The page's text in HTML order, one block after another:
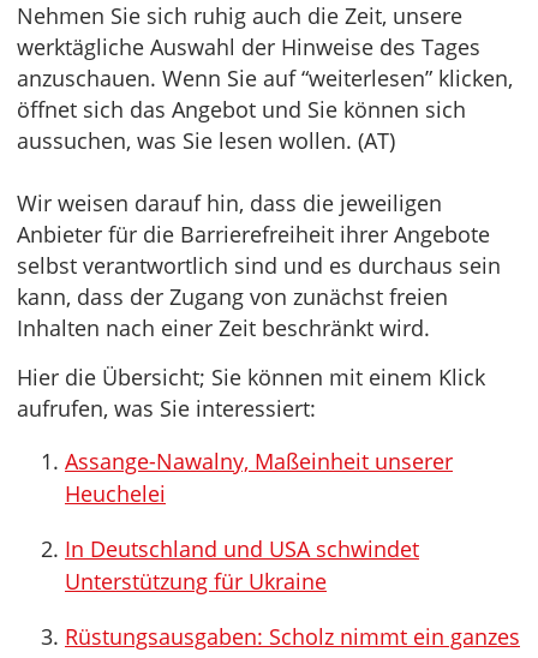
Nehmen Sie sich ruhig auch die Zeit, unsere
werktägliche Auswahl der Hinweise des Tages
anzuschauen. Wenn Sie auf “weiterlesen” klicken,
öffnet sich das Angebot und Sie können sich
aussuchen, was Sie lesen wollen. (AT)
Wir weisen darauf hin, dass die jeweiligen
Anbieter für die Barrierefreiheit ihrer Angebote
selbst verantwortlich sind und es durchaus sein
kann, dass der Zugang von zunächst freien
Inhalten nach einer Zeit beschränkt wird.
Hier die Übersicht; Sie können mit einem Klick
aufrufen, was Sie interessiert:
Assange-Nawalny, Maßeinheit unserer
Heuchelei
In Deutschland und USA schwindet
Unterstützung für Ukraine
Rüstungsausgaben: Scholz nimmt ein ganzes